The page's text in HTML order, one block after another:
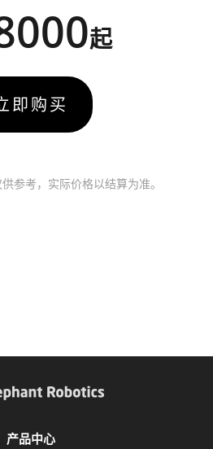
起
即购买
参考，实际价格以结算为准。
产品中心